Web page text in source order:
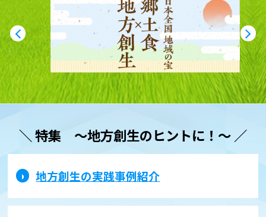
＼ 特集 〜地方創生のヒントに！〜 ／
地方創生の実践事例紹介